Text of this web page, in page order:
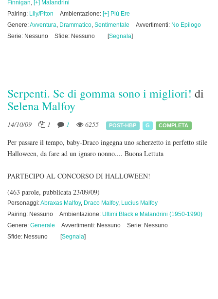
Finnigan, [+] Malandrini
Pairing: Lily/Piton Ambientazione: [+] Più Ere
Genere:Avventura, Drammatico, Sentimentale Avvertimenti: No Epilogo
Serie: Nessuno
Sfide: Nessuno [Segnala]
Serpenti. Se di gomma sono i migliori! di
Selena Malfoy
14/10/09 1 1 6255 POST-HBP G COMPLETA
Per passare il tempo, baby-Draco ingegna uno scherzetto in perfetto stile
Halloween, da fare ad un ignaro nonno.... Buona Lettuta
PARTECIPO AL CONCORSO DI HALLOWEEN!
(463 parole, pubblicata 23/09/09)
Personaggi:Abraxas Malfoy, Draco Malfoy, Lucius Malfoy
Pairing: Nessuno
Ambientazione: Ultimi Black e Malandrini (1950-1990)
Genere: Generale Avvertimenti: Nessuno
Serie: Nessuno
Sfide: Nessuno
[Segnala]